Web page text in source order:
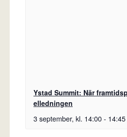
Ystad Summit: När
elledningen
3 september, kl. 14:00- 14:45